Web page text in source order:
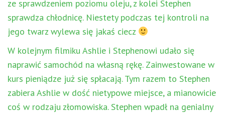
ze sprawdzeniem poziomu oleju, z kolei Stephen
sprawdza chłodnicę. Niestety podczas tej kontroli na
jego twarz wylewa się jakaś ciecz
W kolejnym filmiku Ashlie i Stephenowi udało się
naprawić samochód na własną rękę. Zainwestowane w
kurs pieniądze już się spłacają. Tym razem to Stephen
zabiera Ashlie w dość nietypowe miejsce, a mianowicie
coś w rodzaju złomowiska. Stephen wpadł na genialny